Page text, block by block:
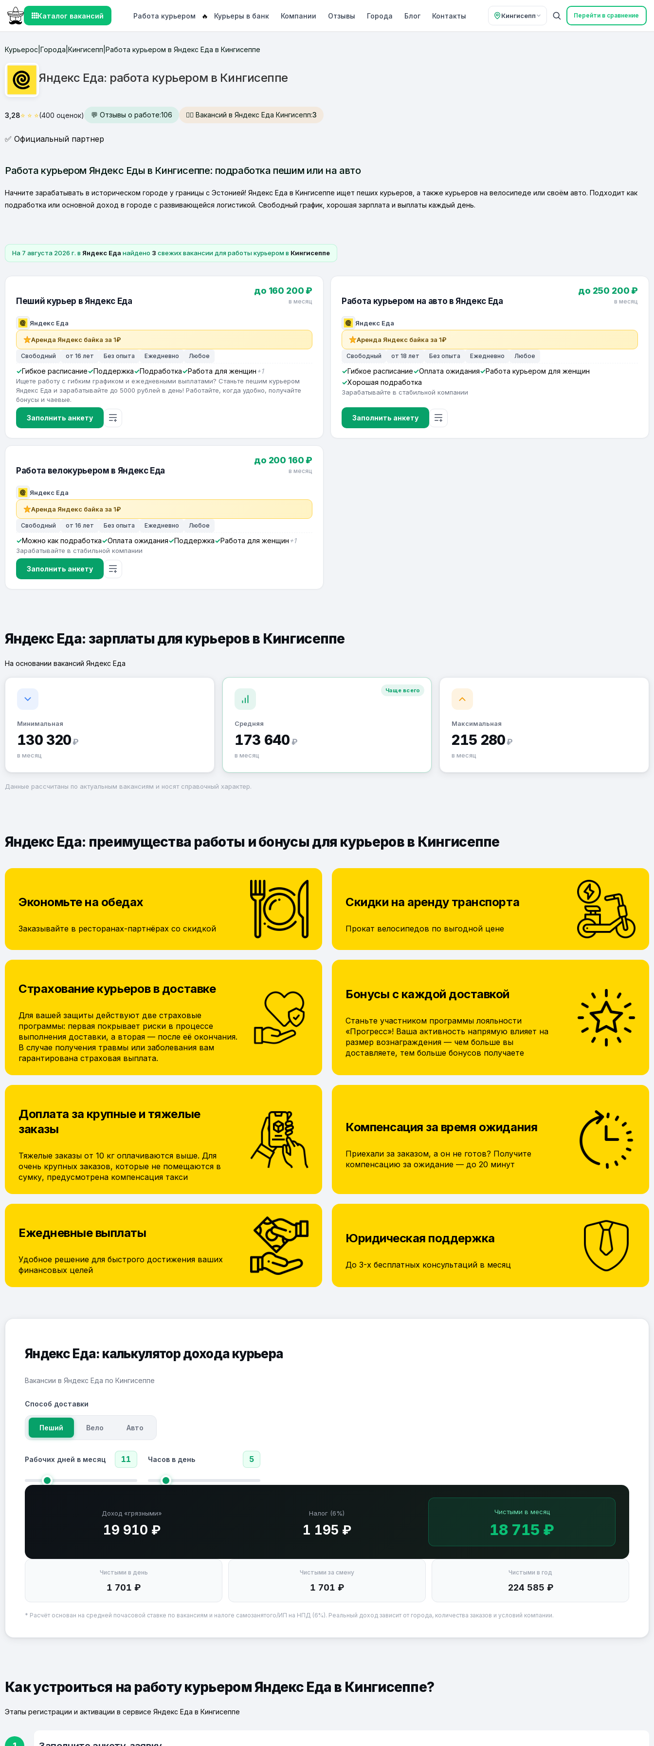
Каталог вакансий Работа курьером 🔥 Курьеры в банк Компании Отзывы Города Блог Контакты Кингисепп Перейти в сравнение
Курьерос Города Кингисепп Работа курьером в Яндекс Еда в Кингисеппе
Яндекс Еда: работа курьером в Кингисеппе
3,28⭐ ⭐ ⭐(400 оценок) 💬 Отзывы о работе:106 🙋‍♂️ Вакансий в Яндекс Еда Кингисепп:3
✅ Официальный партнер
Работа курьером Яндекс Еды в Кингисеппе: подработка пешим или на авто
Начните зарабатывать в историческом городе у границы с Эстонией! Яндекс Еда в Кингисеппе ищет пеших курьеров, а также курьеров на велосипеде или своём авто. Подходит как
подработка или основной доход в городе с развивающейся логистикой. Свободный график, хорошая зарплата и выплаты каждый день.
На 7 августа 2026 г. в Яндекс Еда найдено 3 свежих вакансии для работы курьером в Кингисеппе
Пеший курьер в Яндекс Еда
Яндекс Еда
до 160 200 ₽
в месяц
Аренда Яндекс байка за 1₽
Свободный от 16 лет Без опыта Ежедневно Любое
Гибкое расписание Поддержка Подработка Работа для женщин +1
Ищете работу с гибким графиком и ежедневными выплатами? Станьте пешим курьером
Яндекс Еда и зарабатывайте до 5000 рублей в день! Работайте, когда удобно, получайте
бонусы и чаевые.
Заполнить анкету
Работа курьером на авто в Яндекс Еда
Яндекс Еда
до 250 200 ₽
в месяц
Аренда Яндекс байка за 1₽
Свободный от 18 лет Без опыта Ежедневно Любое
Гибкое расписание Оплата ожидания
Работа курьером для женщин
Хорошая подработка
Зарабатывайте в стабильной компании
Заполнить анкету
Работа велокурьером в Яндекс Еда
Яндекс Еда
до 200 160 ₽
в месяц
Аренда Яндекс байка за 1₽
Свободный от 16 лет Без опыта Ежедневно Любое
Можно как подработка Оплата ожидания Поддержка Работа для женщин +1
Зарабатывайте в стабильной компании
Заполнить анкету
Яндекс Еда: зарплаты для курьеров в Кингисеппе
На основании вакансий Яндекс Еда
Минимальная
130 320 ₽
в месяц
Чаще всего
Средняя
173 640 ₽
в месяц
Максимальная
215 280 ₽
в месяц
Данные рассчитаны по актуальным вакансиям и носят справочный характер.
Яндекс Еда: преимущества работы и бонусы для курьеров в Кингисеппе
Экономьте на обедах
Заказывайте в ресторанах-партнёрах со скидкой
Скидки на аренду транспорта
Прокат велосипедов по выгодной цене
Страхование курьеров в доставке
Для вашей защиты действуют две страховые
программы: первая покрывает риски в процессе
выполнения доставки, а вторая — после её окончания.
В случае получения травмы или заболевания вам
гарантирована страховая выплата.
Бонусы с каждой доставкой
Станьте участником программы лояльности
«Прогресс»! Ваша активность напрямую влияет на
размер вознаграждения — чем больше вы
доставляете, тем больше бонусов получаете
Доплата за крупные и тяжелые
заказы
Тяжелые заказы от 10 кг оплачиваются выше. Для
очень крупных заказов, которые не помещаются в
сумку, предусмотрена компенсация такси
Компенсация за время ожидания
Приехали за заказом, а он не готов? Получите
компенсацию за ожидание — до 20 минут
Ежедневные выплаты
Удобное решение для быстрого достижения ваших
финансовых целей
Юридическая поддержка
До 3-х бесплатных консультаций в месяц
Яндекс Еда: калькулятор дохода курьера
Вакансии в Яндекс Еда по Кингисеппе
Способ доставки
Пеший Вело Авто
Рабочих дней в месяц 11 Часов в день 5
Доход «грязными»
19 910 ₽
Налог (6%)
1 195 ₽
Чистыми в месяц
18 715 ₽
Чистыми в день
1 701 ₽
Чистыми за смену
1 701 ₽
Чистыми в год
224 585 ₽
* Расчёт основан на средней почасовой ставке по вакансиям и налоге самозанятого/ИП на НПД (6%). Реальный доход зависит от города, количества заказов и условий компании.
Как устроиться на работу курьером Яндекс Еда в Кингисеппе?
Этапы регистрации и активации в сервисе Яндекс Еда в Кингисеппе